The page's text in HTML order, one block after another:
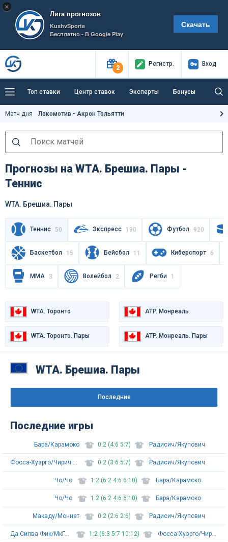
×
Лига прогнозов
KushvSporte
Бесплатно - В Google Play
Скачать
2
Регистр. Вход
Топ ставки Центр ставок Эксперты Бонусы
Тренды Букмекеры Пресс-центр
Матч дня Локомотив - Акрон Тольятти
Прогнозы на WTA. Брешиа. Пары -
Теннис
WTA. Брешиа. Пары
Теннис 50 Экспресс 190 Футбол 920
Баскетбол 15 Бейсбол 11 Киберспорт 6
MMA 3 Волейбол 2 Регби 1
WTA. Торонто ATP. Монреаль
WTA. Торонто. Пары ATP. Монреаль. Пары
WTA. Брешиа. Пары
Последниe
Последние игры
Бара/Карамоко 0:2 (4:6 5:7) Радисич/Якупович
Фосса-Хуэрго/Чирич Багарич 0:2 (3:6 5:7) Радисич/Якупович
Чо/Чо 1:2 (6:2 4:6 6:10) Бара/Карамоко
Чо/Чо 1:2 (6:2 4:6 6:10) Бара/Карамоко
Макаду/Моннет 0:2 (2:6 2:6) Радисич/Якупович
Да Силва Фик/МкГиффин 1:2 (6:3 5:7 10:12) Фосса-Хуэрго/Чирич Багарич